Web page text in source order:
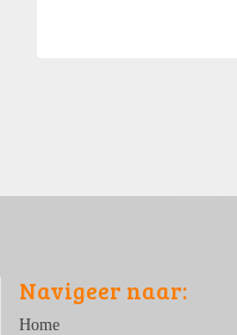
Navigeer naar:
Home